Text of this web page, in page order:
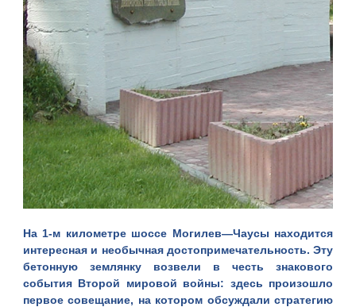
На 1-м километре шоссе Могилев—Чаусы находится
интересная и необычная достопримечательность. Эту
бетонную землянку возвели в честь знакового
события Второй мировой войны: здесь произошло
первое совещание, на котором обсуждали стратегию